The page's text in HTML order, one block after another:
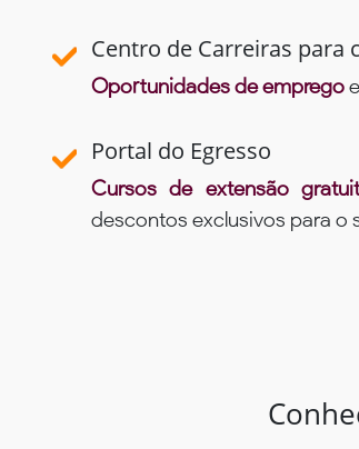
Centro de Carreiras para
Oportunidades de emprego
Portal do Egresso
Cursos de extensão
descontos exclusivos para o